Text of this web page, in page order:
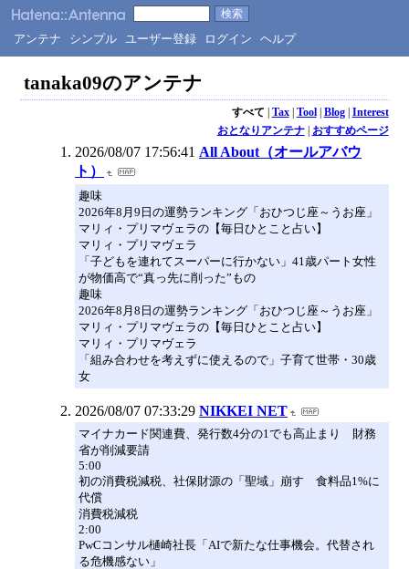
アンテナ シンプル ユーザー登録 ログイン ヘルプ
tanaka09のアンテナ
すべて | Tax| Tool| Blog| Interest
おとなりアンテナ| おすすめページ
2026/08/07 17:56:41 All About（オールアバウ
ト）
趣味
2026年8月9日の運勢ランキング「おひつじ座～うお座」
マリィ・プリマヴェラの【毎日ひとこと占い】
マリィ・プリマヴェラ
「子どもを連れてスーパーに行かない」41歳パート女性
が物価高で“真っ先に削った”もの
趣味
2026年8月8日の運勢ランキング「おひつじ座～うお座」
マリィ・プリマヴェラの【毎日ひとこと占い】
マリィ・プリマヴェラ
「組み合わせを考えずに使えるので」子育て世帯・30歳
女
2026/08/07 07:33:29 NIKKEI NET
マイナカード関連費、発行数4分の1でも高止まり 財務
省が削減要請
5:00
初の消費税減税、社保財源の「聖域」崩す 食料品1%に
代償
消費税減税
2:00
PwCコンサル樋崎社長「AIで新たな仕事機会。代替され
る危機感ない」